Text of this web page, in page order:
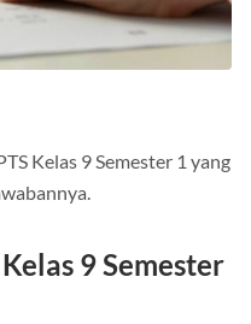
Kelas 9 Semester 1 yang
9 Semester